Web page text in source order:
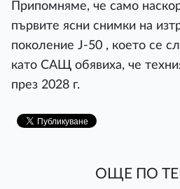
Припомняме, че само
първите ясни снимки на
поколение J-50 , което се
като САЩ обявиха, че
през 2028 г.
ОЩЕ ПО